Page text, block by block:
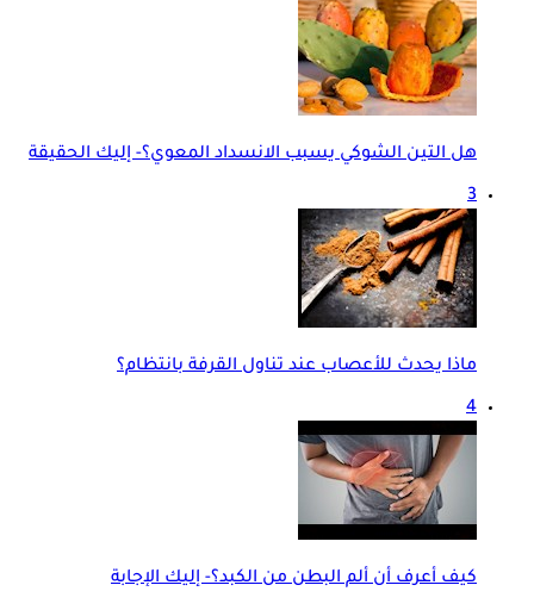
هل التين الشوكي يسبب الانسداد المعوي؟- إليك الحقيقة
3
ماذا يحدث للأعصاب عند تناول القرفة بانتظام؟
4
كيف أعرف أن ألم البطن من الكبد؟- إليك الإجابة